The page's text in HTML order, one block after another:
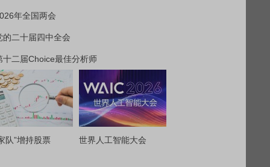
年全国两会
的二十届四中全会
十二届Choice最佳分析师
队”增持股票 世界人工智能大会